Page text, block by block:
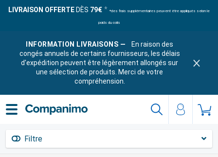
LIVRAISON OFFERTE DÈS 79€ *des frais supplémentaires peuvent être appliqués selon le
poids du colis
INFORMATION LIVRAISONS —
En raison des
congés annuels de certains fournisseurs, les délais
d'expédition peuvent être légèrement allongés sur
une sélection de produits. Merci de votre
compréhension.
Filtre